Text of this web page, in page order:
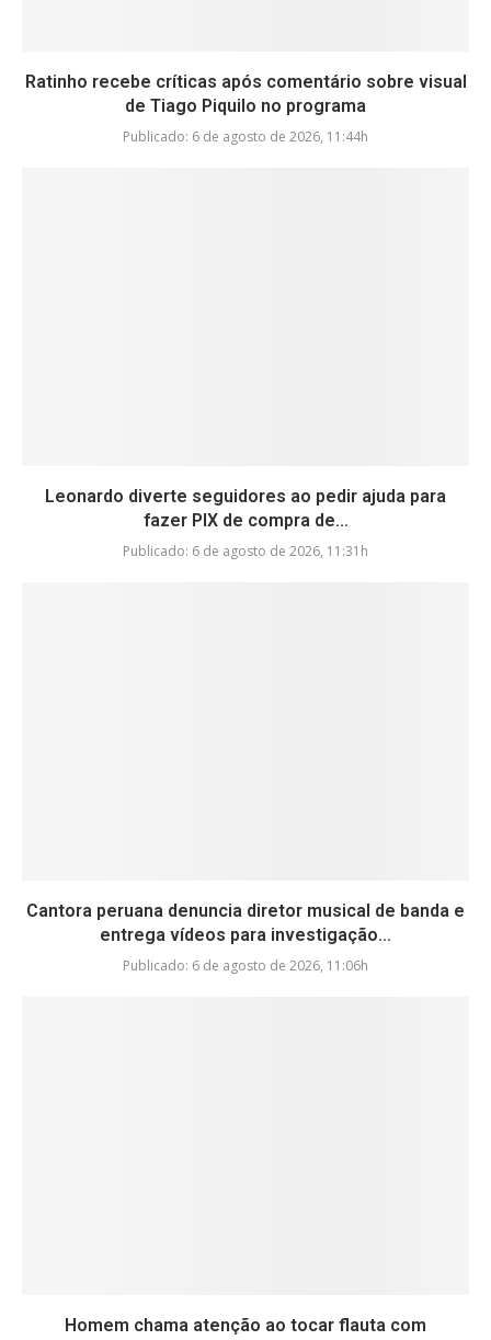
Ratinho recebe críticas após comentário sobre visual
de Tiago Piquilo no programa
Publicado: 6 de agosto de 2026, 11:44h
Leonardo diverte seguidores ao pedir ajuda para
fazer PIX de compra de...
Publicado: 6 de agosto de 2026, 11:31h
Cantora peruana denuncia diretor musical de banda e
entrega vídeos para investigação...
Publicado: 6 de agosto de 2026, 11:06h
Homem chama atenção ao tocar flauta com